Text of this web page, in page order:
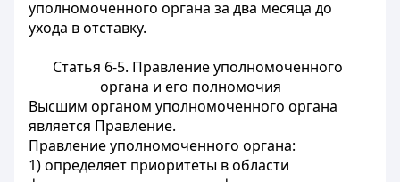
уполномоченного органа за два месяца до
ухода в отставку.
Статья 6-5. Правление уполномоченного
органа и его полномочия
Высшим органом уполномоченного органа
является Правление.
Правление уполномоченного органа:
1) определяет приоритеты в области